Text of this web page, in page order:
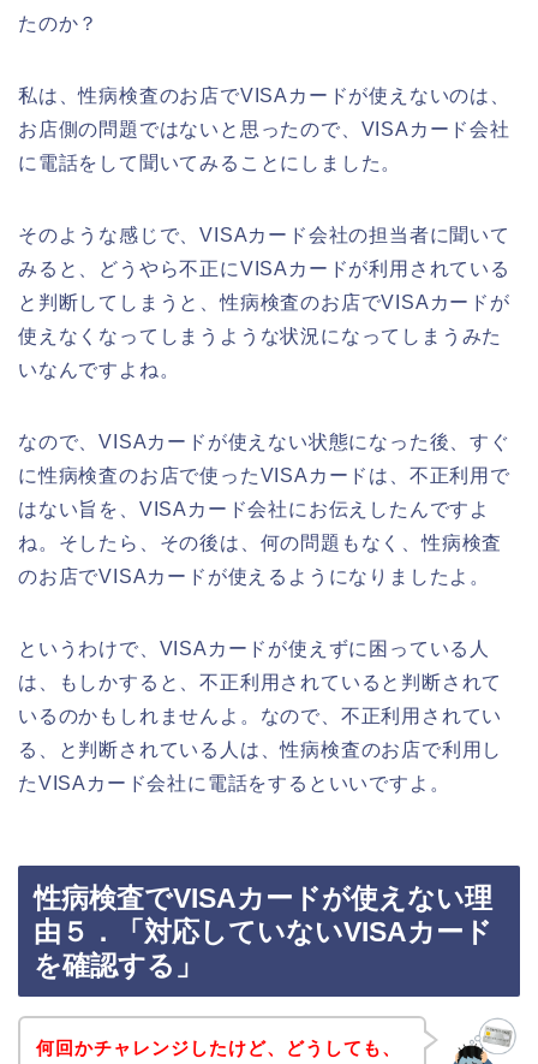
たのか？
私は、性病検査のお店でVISAカードが使えないのは、
お店側の問題ではないと思ったので、VISAカード会社
に電話をして聞いてみることにしました。
そのような感じで、VISAカード会社の担当者に聞いて
みると、どうやら不正にVISAカードが利用されている
と判断してしまうと、性病検査のお店でVISAカードが
使えなくなってしまうような状況になってしまうみた
いなんですよね。
なので、VISAカードが使えない状態になった後、すぐ
に性病検査のお店で使ったVISAカードは、不正利用で
はない旨を、VISAカード会社にお伝えしたんですよ
ね。そしたら、その後は、何の問題もなく、性病検査
のお店でVISAカードが使えるようになりましたよ。
というわけで、VISAカードが使えずに困っている人
は、もしかすると、不正利用されていると判断されて
いるのかもしれませんよ。なので、不正利用されてい
る、と判断されている人は、性病検査のお店で利用し
たVISAカード会社に電話をするといいですよ。
性病検査でVISAカードが使えない理
由５．「対応していないVISAカード
を確認する」
何回かチャレンジしたけど、どうしても、